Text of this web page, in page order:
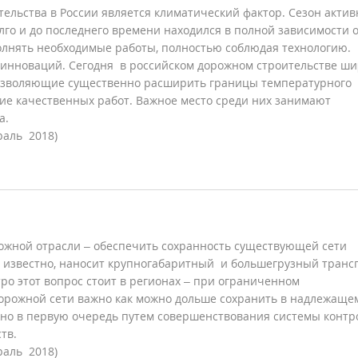
в России является климатический фактор. Сезон
и до последнего времени находился в полной зависимости
необходимые работы, полностью соблюдая технологию.
Сегодня в российском дорожном строительстве
существенно расширить границы температурного
качественных работ. Важное место среди них занимают
2018)
отрасли – обеспечить сохранность существующей сети
наносит крупногабаритный и большегрузный
этот вопрос стоит в регионах – при ограниченном
сети важно как можно дольше сохранить в
в первую очередь путем совершенствования системы
2018)